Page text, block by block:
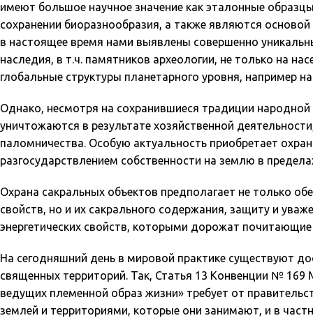
имеют большое научное значение как эталонные
сохранении биоразнообразия, а также являются
в настоящее время нами выявлены совершенно
наследия, в т.ч. памятников археологии, не только на
глобальные структуры планетарного уровня, например
Однако, несмотря на сохранившиеся традиции
уничтожаются в результате хозяйственной
паломничества. Особую актуальность приобретает
разгосударствлением собственности на землю в
Охрана сакральных объектов предполагает не только
свойств, но и их сакрального содержания, защиту и
энергетических свойств, которыми дорожат
На сегодняшний день в мировой практике существуют
священных территорий. Так, Статья 13 Конвенции №
ведущих племенной образ жизни» требует от
землей и территориями, которые они занимают, и в